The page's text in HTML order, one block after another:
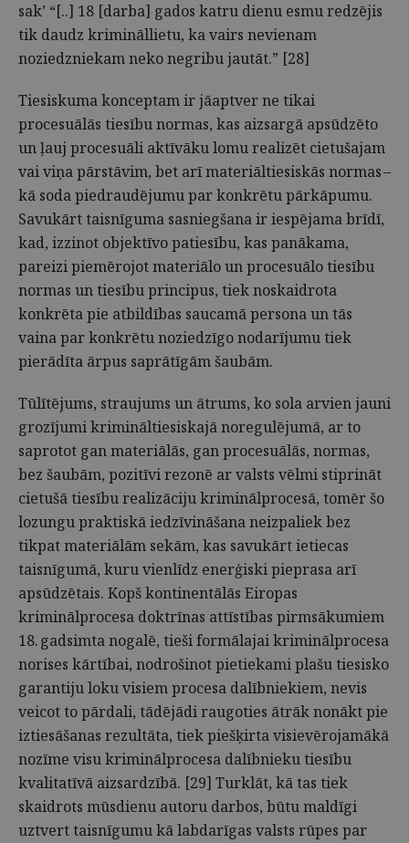
sak’ “[..] 18 [darba] gados katru dienu esmu redzējis
tik daudz krimināllietu, ka vairs nevienam
noziedzniekam neko negribu jautāt.” [28]
Tiesiskuma konceptam ir jāaptver ne tikai
procesuālās tiesību normas, kas aizsargā apsūdzēto
un ļauj procesuāli aktīvāku lomu realizēt cietušajam
vai viņa pārstāvim, bet arī materiāltiesiskās normas –
kā soda piedraudējumu par konkrētu pārkāpumu.
Savukārt taisnīguma sasniegšana ir iespējama brīdī,
kad, izzinot objektīvo patiesību, kas panākama,
pareizi piemērojot materiālo un procesuālo tiesību
normas un tiesību principus, tiek noskaidrota
konkrēta pie atbildības saucamā persona un tās
vaina par konkrētu noziedzīgo nodarījumu tiek
pierādīta ārpus saprātīgām šaubām.
Tūlītējums, straujums un ātrums, ko sola arvien jauni
grozījumi krimināltiesiskajā noregulējumā, ar to
saprotot gan materiālās, gan procesuālās, normas,
bez šaubām, pozitīvi rezonē ar valsts vēlmi stiprināt
cietušā tiesību realizāciju kriminālprocesā, tomēr šo
lozungu praktiskā iedzīvināšana neizpaliek bez
tikpat materiālām sekām, kas savukārt ietiecas
taisnīgumā, kuru vienlīdz enerģiski pieprasa arī
apsūdzētais. Kopš kontinentālās Eiropas
kriminālprocesa doktrīnas attīstības pirmsākumiem
18. gadsimta nogalē, tieši formālajai kriminālprocesa
norises kārtībai, nodrošinot pietiekami plašu tiesisko
garantiju loku visiem procesa dalībniekiem, nevis
veicot to pārdali, tādējādi raugoties ātrāk nonākt pie
iztiesāšanas rezultāta, tiek piešķirta visievērojamākā
nozīme visu kriminālprocesa dalībnieku tiesību
kvalitatīvā aizsardzībā. [29] Turklāt, kā tas tiek
skaidrots mūsdienu autoru darbos, būtu maldīgi
uztvert taisnīgumu kā labdarīgas valsts rūpes par